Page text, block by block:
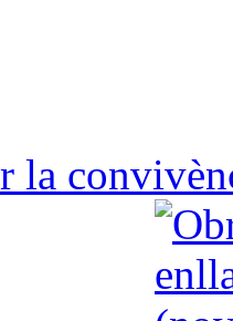
la